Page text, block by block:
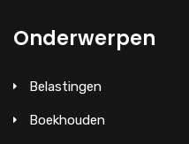
Onderwerpen
Belastingen
Boekhouden